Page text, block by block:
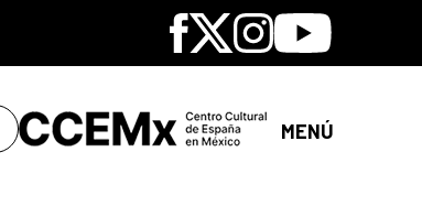
Facebook
X Instagram
Youtube
MENÚ